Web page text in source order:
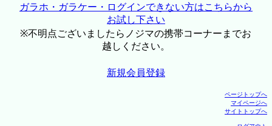
ガラホ・ガラケー・ログインできない方はこちらから
お試し下さい
※不明点ございましたらノジマの携帯コーナーまでお
越しください。
新規会員登録
ページトップへ
マイページへ
サイトトップへ